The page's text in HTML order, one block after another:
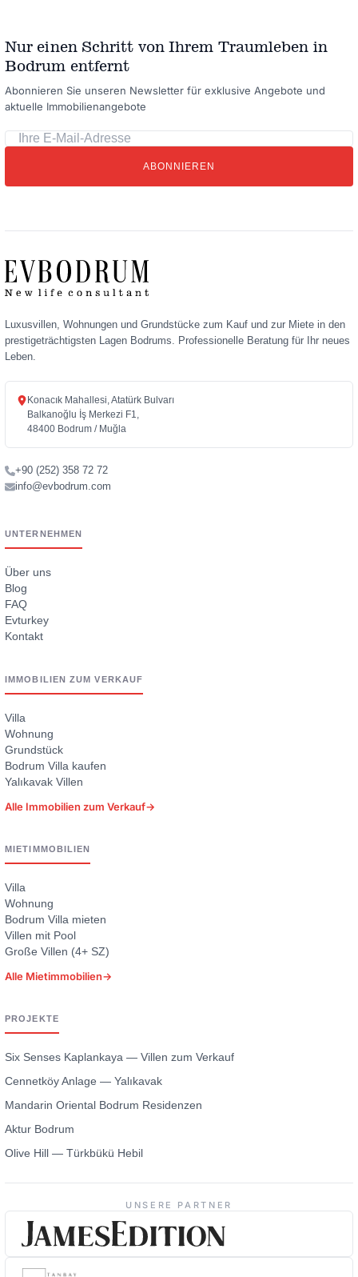
Nur einen Schritt von Ihrem Traumleben in
Bodrum entfernt
Abonnieren Sie unseren Newsletter für exklusive Angebote und
aktuelle Immobilienangebote
Ihre
E-
Adresse
ABONNIEREN
Luxusvillen, Wohnungen und Grundstücke zum Kauf und zur Miete in den
prestigeträchtigsten Lagen Bodrums. Professionelle Beratung für Ihr neues
Leben.
Konacık Mahallesi, Atatürk Bulvarı
Balkanoğlu İş Merkezi F1,
48400 Bodrum / Muğla
+90 (252) 358 72 72
info@evbodrum.com
UNTERNEHMEN
Über uns
Blog
FAQ
Evturkey
Kontakt
IMMOBILIEN ZUM VERKAUF
Villa
Wohnung
Grundstück
Bodrum Villa kaufen
Yalıkavak Villen
Alle Immobilien zum Verkauf→
MIETIMMOBILIEN
Villa
Wohnung
Bodrum Villa mieten
Villen mit Pool
Große Villen (4+ SZ)
Alle Mietimmobilien→
PROJEKTE
Six Senses Kaplankaya — Villen zum Verkauf
Cennetköy Anlage — Yalıkavak
Mandarin Oriental Bodrum Residenzen
Aktur Bodrum
Olive Hill — Türkbükü Hebil
UNSERE PARTNER